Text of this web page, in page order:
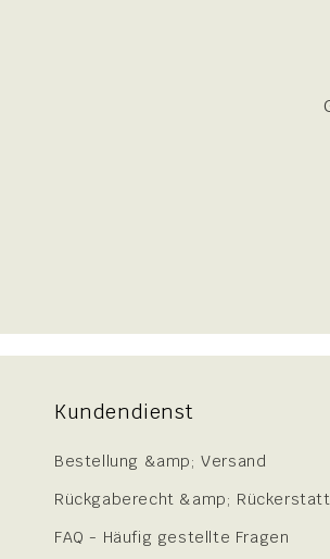
Kundendienst
Bestellung &amp; Versand
Rückgaberecht &amp;
FAQ - Häufig gestellte Fragen